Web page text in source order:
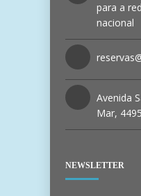
para a
nacional
Avenida
Mar,
NEWSLETTER